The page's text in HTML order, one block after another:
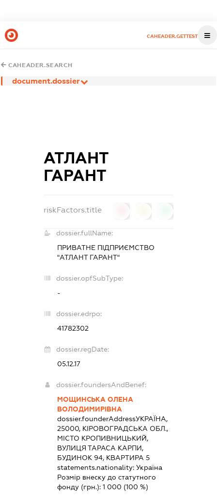
CAHEADER.GETTEST
CAHEADER.SEARCH
document.dossier
АТЛАНТ
ГАРАНТ
riskFactors.title
dossier.fullName:
ПРИВАТНЕ ПІДПРИЄМСТВО
"АТЛАНТ ГАРАНТ"
dossier.opfSubType:
-
dossier.edrpo:
41782302
dossier.regDate:
05.12.17
dossier.foundersAndBenef:
МОЩИНСЬКА ОЛЕНА
ВОЛОДИМИРІВНА
dossier.founderAddressУКРАЇНА,
25000, КІРОВОГРАДСЬКА ОБЛ.,
МІСТО КРОПИВНИЦЬКИЙ,
ВУЛИЦЯ ТАРАСА КАРПИ,
БУДИНОК 94, КВАРТИРА 5
statements.nationality: Україна
Розмір внеску до статутного
фонду (грн.): 1 000 (100 %)